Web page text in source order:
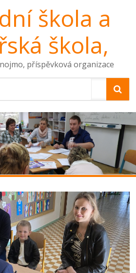
škola a
škola,
příspěvková organizace